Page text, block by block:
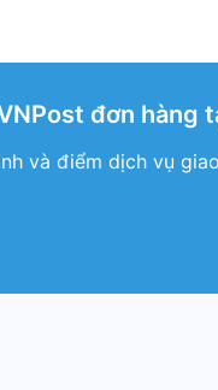
đơn hàng
và điểm dịch vụ